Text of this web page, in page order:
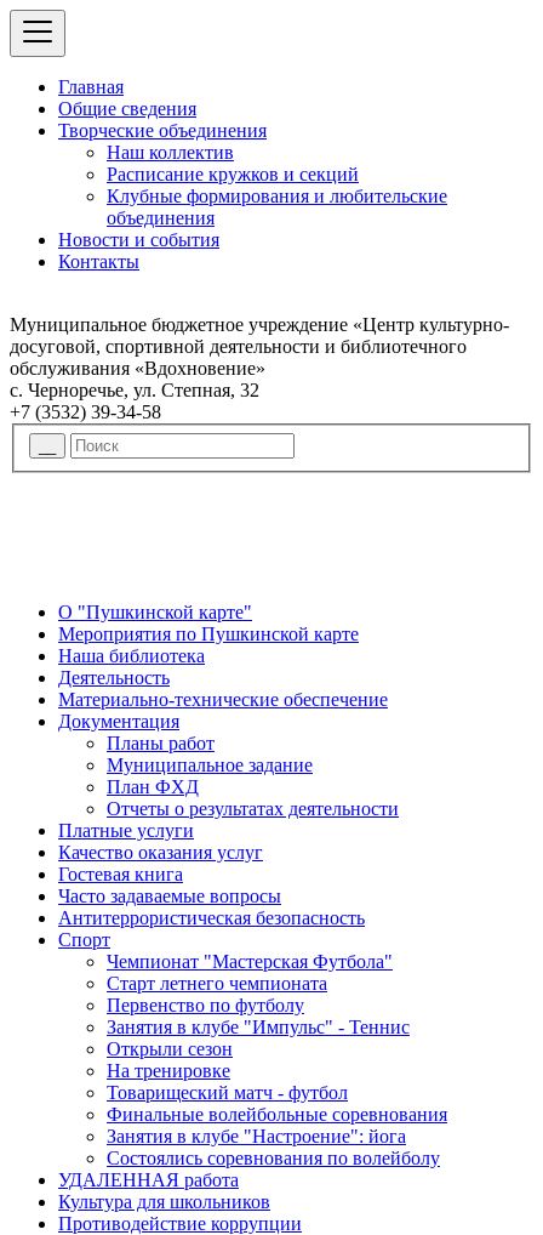
Главная
Общие сведения
Творческие объединения
Наш коллектив
Расписание кружков и секций
Клубные формирования и любительские
объединения
Новости и события
Контакты
Муниципальное бюджетное учреждение «Центр культурно-
досуговой, спортивной деятельности и библиотечного
обслуживания «Вдохновение»
с. Черноречье, ул. Степная, 32
+7 (3532) 39-34-58
О "Пушкинской карте"
Мероприятия по Пушкинской карте
Наша библиотека
Деятельность
Материально-технические обеспечение
Документация
Планы работ
Муниципальное задание
План ФХД
Отчеты о результатах деятельности
Платные услуги
Качество оказания услуг
Гостевая книга
Часто задаваемые вопросы
Антитеррористическая безопасность
Спорт
Чемпионат "Мастерская Футбола"
Старт летнего чемпионата
Первенство по футболу
Занятия в клубе "Импульс" - Теннис
Открыли сезон
На тренировке
Товарищеский матч - футбол
Финальные волейбольные соревнования
Занятия в клубе "Настроение": йога
Состоялись соревнования по волейболу
УДАЛЕННАЯ работа
Культура для школьников
Противодействие коррупции